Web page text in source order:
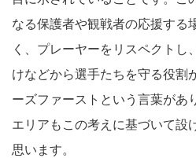
なる保護者や観戦者の応援する
く、プレーヤーをリスペクトし
けなどから選手たちを守る役割
ーズファーストという言葉があ
エリアもこの考えに基づいて設
思います。